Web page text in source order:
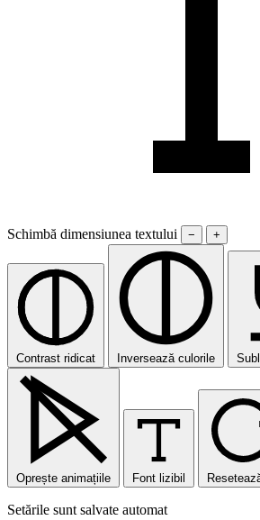
Schimbă dimensiunea textului − +
Contrast ridicat Inversează culorile
Oprește animațiile Font lizibil
Setările sunt salvate automat